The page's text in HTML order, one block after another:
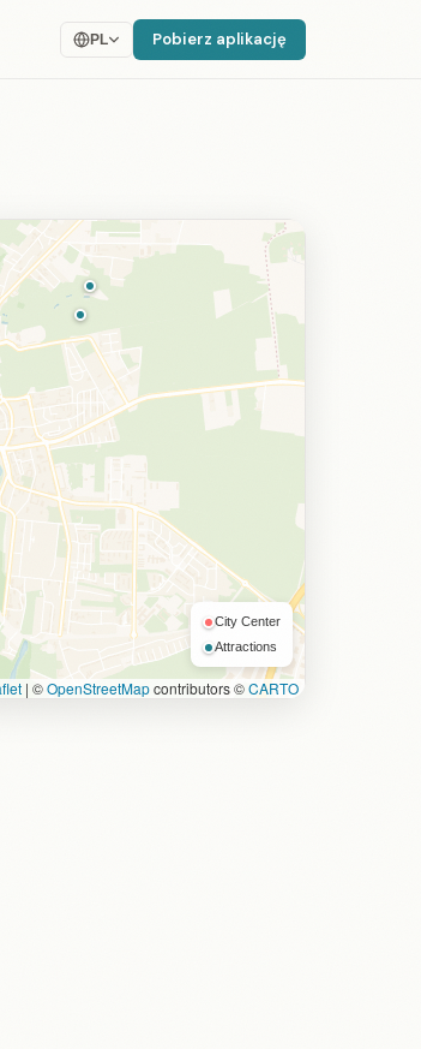
PL Pobierz aplikację
City Center
Attractions
| ©OpenStreetMapcontributors ©CARTO